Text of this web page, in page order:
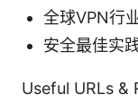
全球VPN行
安全最佳实
Useful URLs &